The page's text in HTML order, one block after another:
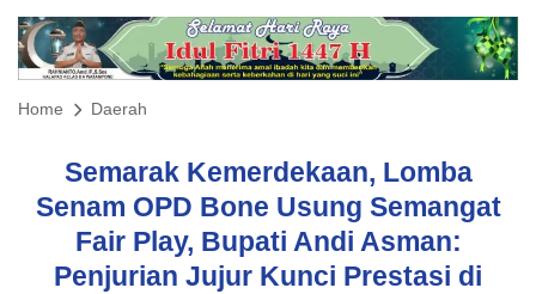
Home Daerah
Semarak Kemerdekaan, Lomba
Senam OPD Bone Usung Semangat
Fair Play, Bupati Andi Asman:
Penjurian Jujur Kunci Prestasi di